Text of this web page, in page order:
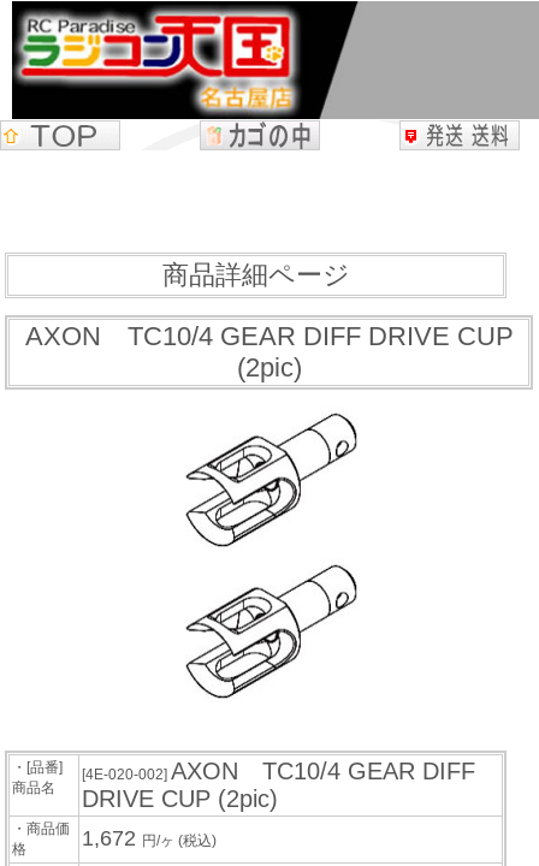
商品詳細ページ
AXON TC10/4 GEAR DIFF DRIVE CUP
(2pic)
・[品番]
商品名
[4E-020-002]AXON TC10/4 GEAR DIFF
DRIVE CUP (2pic)
・商品価
格
1,672 円/ヶ(税込)